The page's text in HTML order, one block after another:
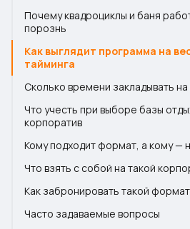
Почему квадроциклы и баня
порознь
Как выглядит программа на
тайминга
Сколько времени закладывать
Что учесть при выборе базы
корпоратив
Кому подходит формат, а кому —
Что взять с собой на такой
Как забронировать такой формат
Часто задаваемые вопросы